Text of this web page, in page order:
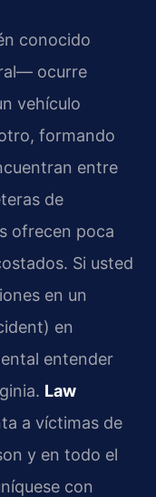
conocido
ocurre
vehículo
formando
entre
de
ofrecen poca
Si usted
en un
en
entender
Law
a víctimas de
y en todo el
con